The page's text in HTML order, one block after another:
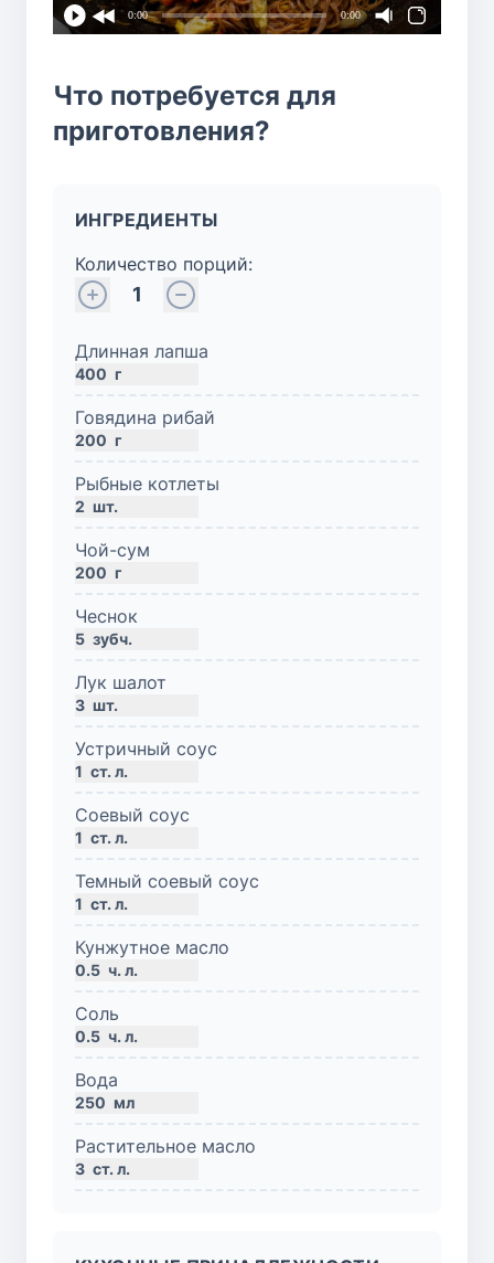
0:00 0:00
Что потребуется для
приготовления?
ИНГРЕДИЕНТЫ
Количество порций:
1
Длинная лапша
400 г
Говядина рибай
200 г
Рыбные котлеты
2 шт.
Чой-сум
200 г
Чеснок
5 зубч.
Лук шалот
3 шт.
Устричный соус
1 ст. л.
Соевый соус
1 ст. л.
Темный соевый соус
1 ст. л.
Кунжутное масло
0.5 ч. л.
Соль
0.5 ч. л.
Вода
250 мл
Растительное масло
3 ст. л.